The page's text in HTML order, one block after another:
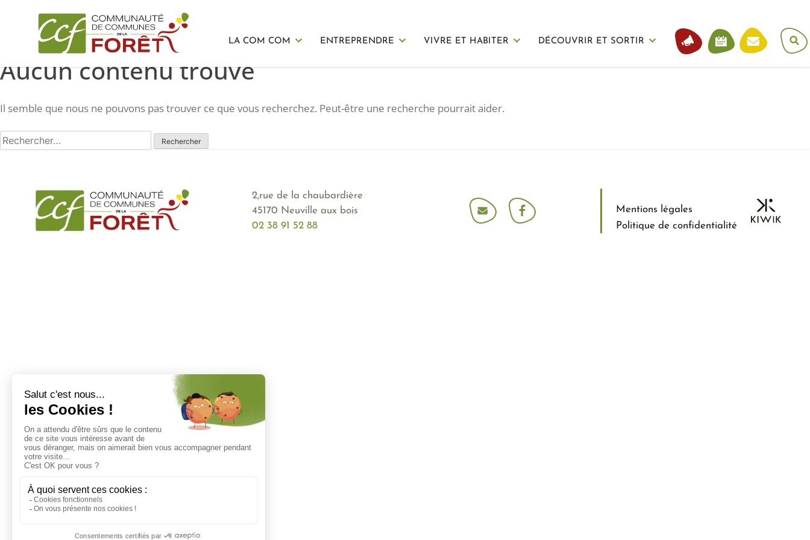
au
LA COM COM ENTREPRENDRE VIVRE ET HABITER DÉCOUVRIR ET SORTIR
Aucun contenu trouvé
Il semble que nous ne pouvons pas trouver ce que vous recherchez. Peut-être une recherche pourrait aider.
Rechercher :
2,rue de la chaubardière
45170 Neuville aux bois
02 38 91 52 88
Mentions légales
Politique de confidentialité